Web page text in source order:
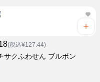
(税込¥127.44)
サクふわせん ブルボン